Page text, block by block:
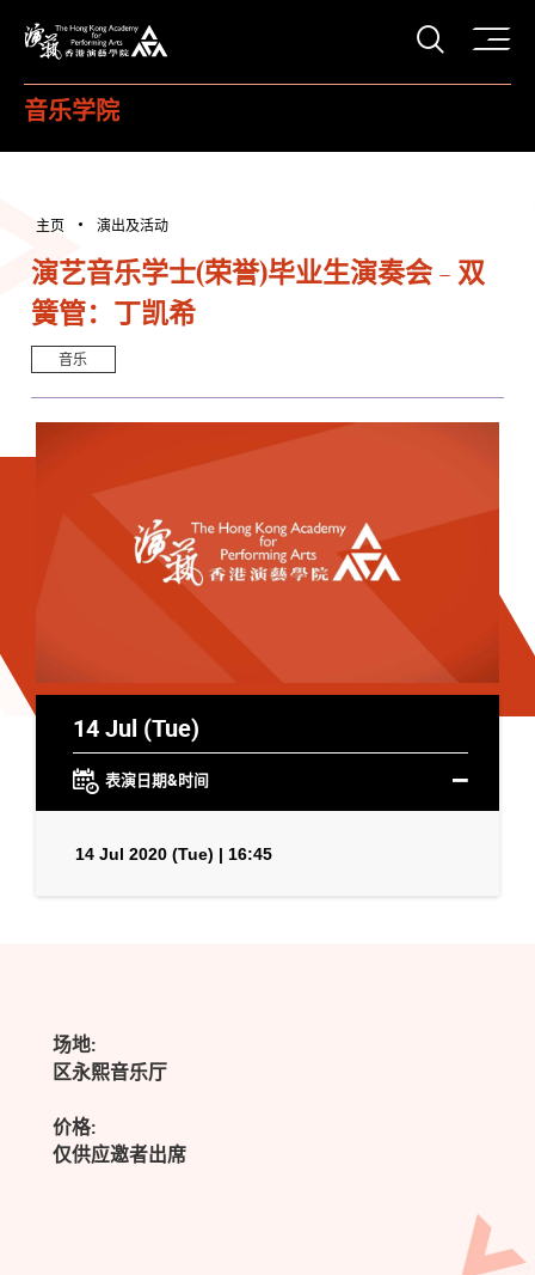
打开
音乐学院
主页 演出及活动
演艺音乐学士(荣誉)毕业生演奏会 - 双
簧管：丁凯希
音乐
14 Jul (Tue)
表演日期&时间
14 Jul 2020 (Tue) | 16:45
场地:
区永熙音乐厅
价格:
仅供应邀者出席